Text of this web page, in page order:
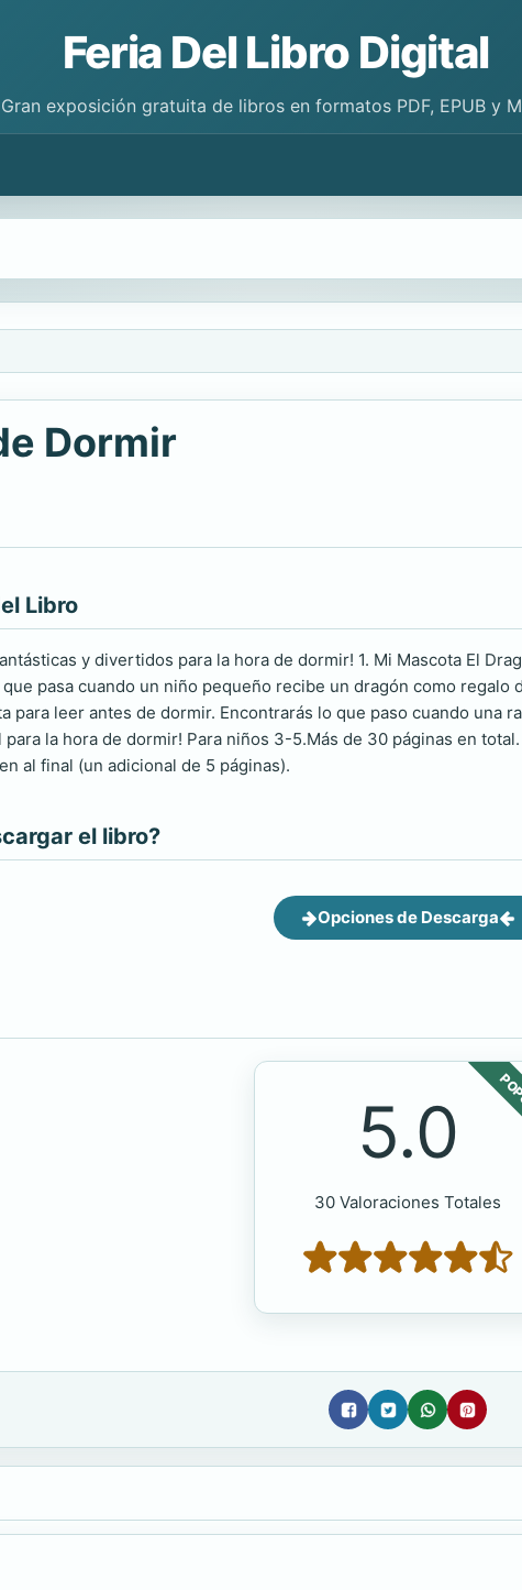
Feria Del Libro Digital
Gran exposición gratuita de libros en formatos PDF, EPUB y
Dormir
Libro
y divertidos para la hora de dormir! 1. Mi Mascota El
que pasa cuando un niño pequeño recibe un dragón como regalo
para leer antes de dormir. Encontrarás lo que paso cuando una
para la hora de dormir! Para niños 3-5.Más de 30 páginas en
al final (un adicional de 5 páginas).
el libro?
Opciones de Descarga
5.0
30 Valoraciones Totales